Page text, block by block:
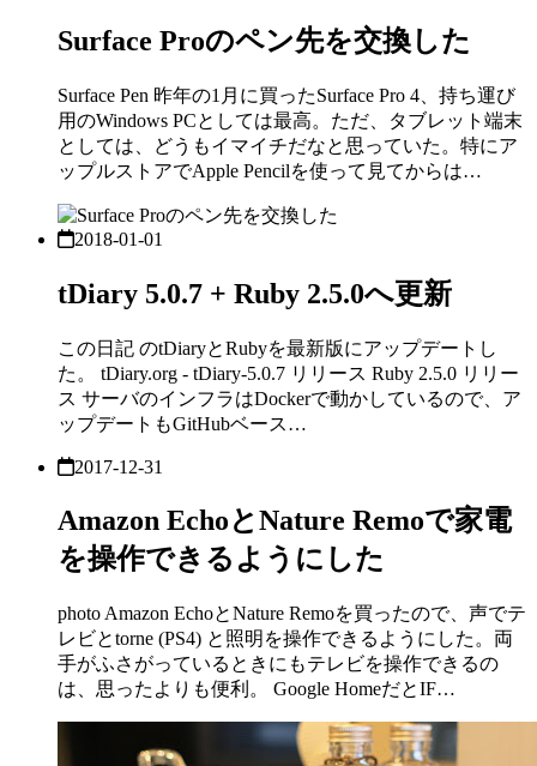
Surface Proのペン先を交換した
Surface Pen 昨年の1月に買ったSurface Pro 4、持ち運び
用のWindows PCとしては最高。ただ、タブレット端末
としては、どうもイマイチだなと思っていた。特にア
ップルストアでApple Pencilを使って見てからは…
2018-01-01
tDiary 5.0.7 + Ruby 2.5.0へ更新
この日記 のtDiaryとRubyを最新版にアップデートし
た。 tDiary.org - tDiary-5.0.7 リリース Ruby 2.5.0 リリー
ス サーバのインフラはDockerで動かしているので、ア
ップデートもGitHubベース…
2017-12-31
Amazon EchoとNature Remoで家電
を操作できるようにした
photo Amazon EchoとNature Remoを買ったので、声でテ
レビとtorne (PS4) と照明を操作できるようにした。両
手がふさがっているときにもテレビを操作できるの
は、思ったよりも便利。 Google HomeだとIF…